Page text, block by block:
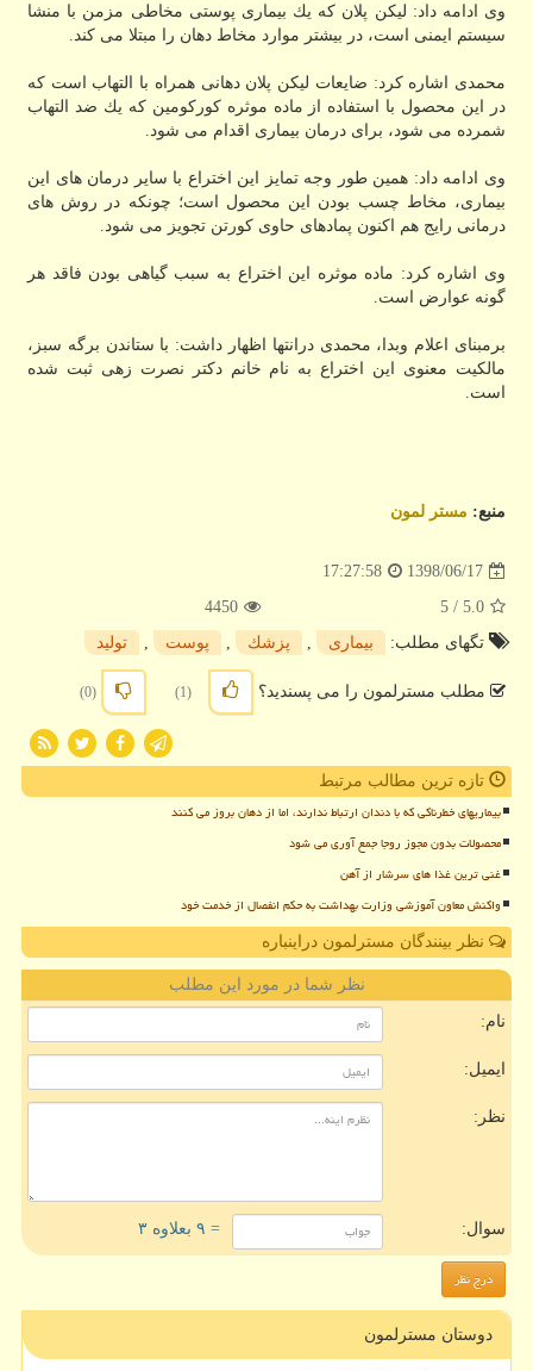
وی ادامه داد: لیكن پلان كه یك بیماری پوستی مخاطی مزمن با منشا
سیستم ایمنی است، در بیشتر موارد مخاط دهان را مبتلا می كند.
محمدی اشاره كرد: ضایعات لیكن پلان دهانی همراه با التهاب است كه
در این محصول با استفاده از ماده موثره كوركومین كه یك ضد التهاب
شمرده می شود، برای درمان بیماری اقدام می شود.
وی ادامه داد: همین طور وجه تمایز این اختراع با سایر درمان های این
بیماری، مخاط چسب بودن این محصول است؛ چونكه در روش های
درمانی رایج هم اكنون پمادهای حاوی كورتن تجویز می شود.
وی اشاره كرد: ماده موثره این اختراع به سبب گیاهی بودن فاقد هر
گونه عوارض است.
برمبنای اعلام وبدا، محمدی درانتها اظهار داشت: با ستاندن برگه سبز،
مالكیت معنوی این اختراع به نام خانم دكتر نصرت زهی ثبت شده
است.
منبع: مستر لمون
1398/06/17
17:27:58
5.0
/ 5
4450
تگهای مطلب:
بیماری , پزشك , پوست , تولید
مطلب مسترلمون را می پسندید؟ (1)
(0)
تازه ترین مطالب مرتبط
بیماریهای خطرناکی که با دندان ارتباط ندارند، اما از دهان بروز می کنند
محصولات بدون مجوز روجا جمع آوری می شود
غنی ترین غذا های سرشار از آهن
واکنش معاون آموزشی وزارت بهداشت به حکم انفصال از خدمت خود
نظر بینندگان مسترلمون دراینباره
نظر شما در مورد این مطلب
نام:
ایمیل:
نظر:
سوال: = ۹ بعلاوه ۳
دوستان مسترلمون